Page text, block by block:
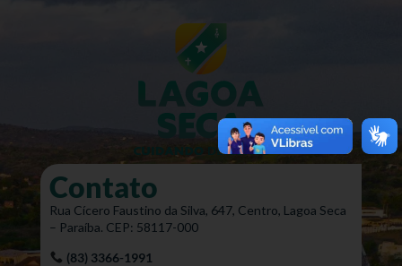
Contato
Rua Cícero Faustino da Silva, 647, Centro, Lagoa Seca
– Paraíba. CEP: 58117-000
(83) 3366-1991